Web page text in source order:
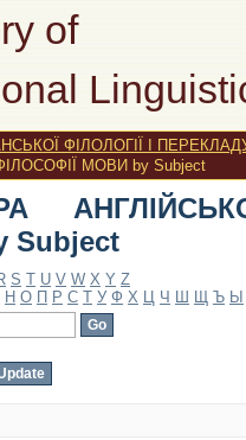
of
ФІЛОЛОГІЇ І
МОВИ by Subject
Subject
S T U V W X Y Z
Н О П Р С Т У Ф Х Ц Ч Ш Щ Ъ Ы